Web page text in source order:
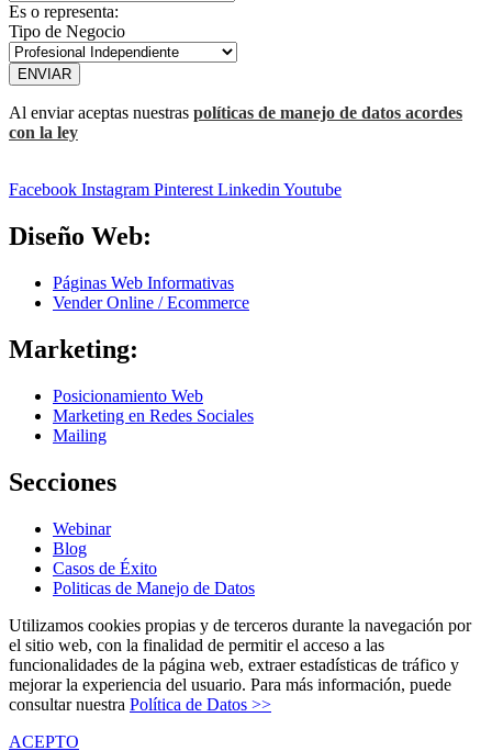
Es o representa:
Tipo de Negocio
ENVIAR
Al enviar aceptas nuestras políticas de manejo de datos acordes
con la ley
Facebook Instagram Pinterest Linkedin Youtube
Diseño Web:
Páginas Web Informativas
Vender Online / Ecommerce
Marketing:
Posicionamiento Web
Marketing en Redes Sociales
Mailing
Secciones
Webinar
Blog
Casos de Éxito
Politicas de Manejo de Datos
Utilizamos cookies propias y de terceros durante la navegación por
el sitio web, con la finalidad de permitir el acceso a las
funcionalidades de la página web, extraer estadísticas de tráfico y
mejorar la experiencia del usuario. Para más información, puede
consultar nuestra Política de Datos >>
ACEPTO